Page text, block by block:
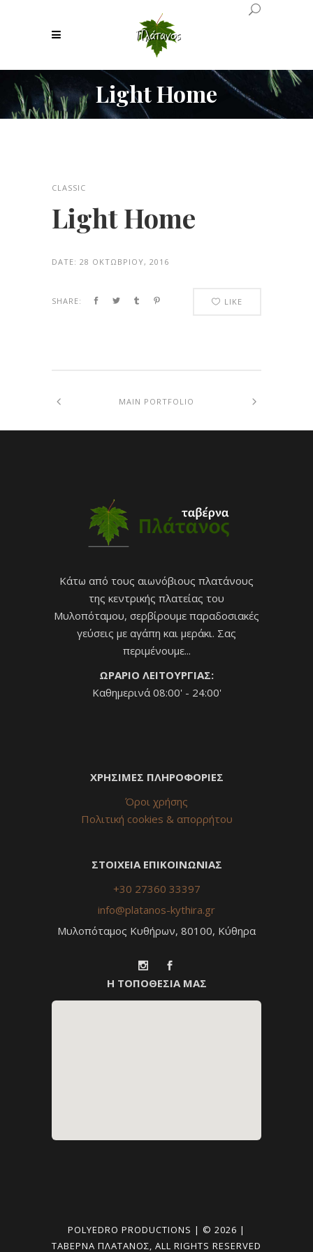
Light Home
CLASSIC
Light Home
DATE: 28 ΟΚΤΩΒΡΊΟΥ, 2016
SHARE: LIKE
MAIN PORTFOLIO
Κάτω από τους αιωνόβιους πλατάνους
της κεντρικής πλατείας του
Μυλοπόταμου, σερβίρουμε παραδοσιακές
γεύσεις με αγάπη και μεράκι. Σας
περιμένουμε...
ΩΡΑΡΙΟ ΛΕΙΤΟΥΡΓΙΑΣ:
Καθημερινά 08:00' - 24:00'
ΧΡΗΣΙΜΕΣ ΠΛΗΡΟΦΟΡΙΕΣ
Όροι χρήσης
Πολιτική cookies & απορρήτου
ΣΤΟΙΧΕΙΑ ΕΠΙΚΟΙΝΩΝΙΑΣ
+30 27360 33397
info@platanos-kythira.gr
Μυλοπόταμος Κυθήρων, 80100, Κύθηρα
Η ΤΟΠΟΘΕΣΙΑ ΜΑΣ
POLYEDRO PRODUCTIONS | © 2026 |
ΤΑΒΈΡΝΑ ΠΛΑΤΑΝΟΣ, ALL RIGHTS RESERVED